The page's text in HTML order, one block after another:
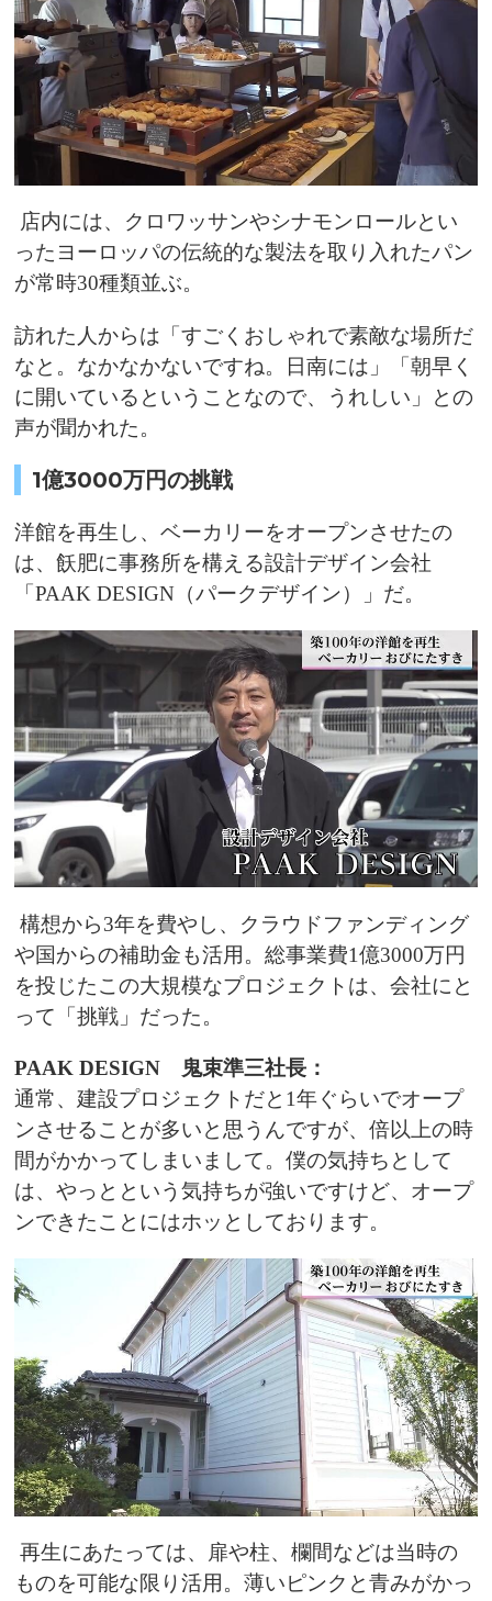
店内には、クロワッサンやシナモンロールとい
ったヨーロッパの伝統的な製法を取り入れたパン
が常時30種類並ぶ。
訪れた人からは「すごくおしゃれで素敵な場所だ
なと。なかなかないですね。日南には」「朝早く
に開いているということなので、うれしい」との
声が聞かれた。
1億3000万円の挑戦
洋館を再生し、ベーカリーをオープンさせたの
は、飫肥に事務所を構える設計デザイン会社
「PAAK DESIGN（パークデザイン）」だ。
構想から3年を費やし、クラウドファンディング
や国からの補助金も活用。総事業費1億3000万円
を投じたこの大規模なプロジェクトは、会社にと
って「挑戦」だった。
PAAK DESIGN 鬼束準三社長：
通常、建設プロジェクトだと1年ぐらいでオープ
ンさせることが多いと思うんですが、倍以上の時
間がかかってしまいまして。僕の気持ちとして
は、やっとという気持ちが強いですけど、オープ
ンできたことにはホッとしております。
再生にあたっては、扉や柱、欄間などは当時の
ものを可能な限り活用。薄いピンクと青みがかっ